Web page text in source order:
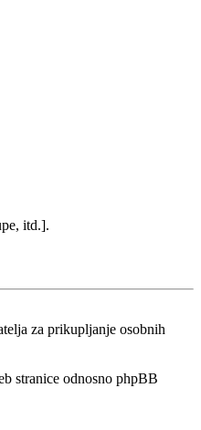
itd.].
za prikupljanje osobnih
stranice odnosno phpBB